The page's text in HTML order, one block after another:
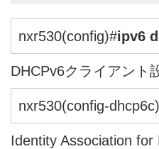
nxr530(config)#ipv6
DHCPv6クライアント
nxr530(config-
Identity Association